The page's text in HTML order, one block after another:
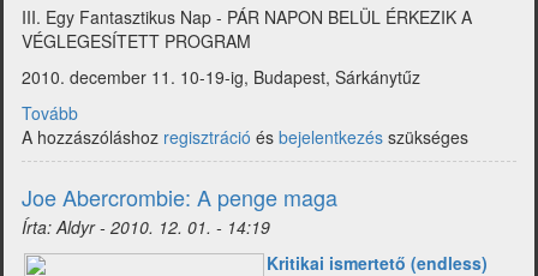
III. Egy Fantasztikus Nap - PÁR NAPON BELÜL ÉRKEZIK A
VÉGLEGESÍTETT PROGRAM
2010. december 11. 10-19-ig, Budapest, Sárkánytűz
Tovább
Egy
Fantasztikus
Nap)
A hozzászóláshoz regisztráció és bejelentkezés szükséges
Joe Abercrombie: A penge maga
Írta:Aldyr- 2010. 12. 01. - 14:19
Kritikai ismertető (endless)